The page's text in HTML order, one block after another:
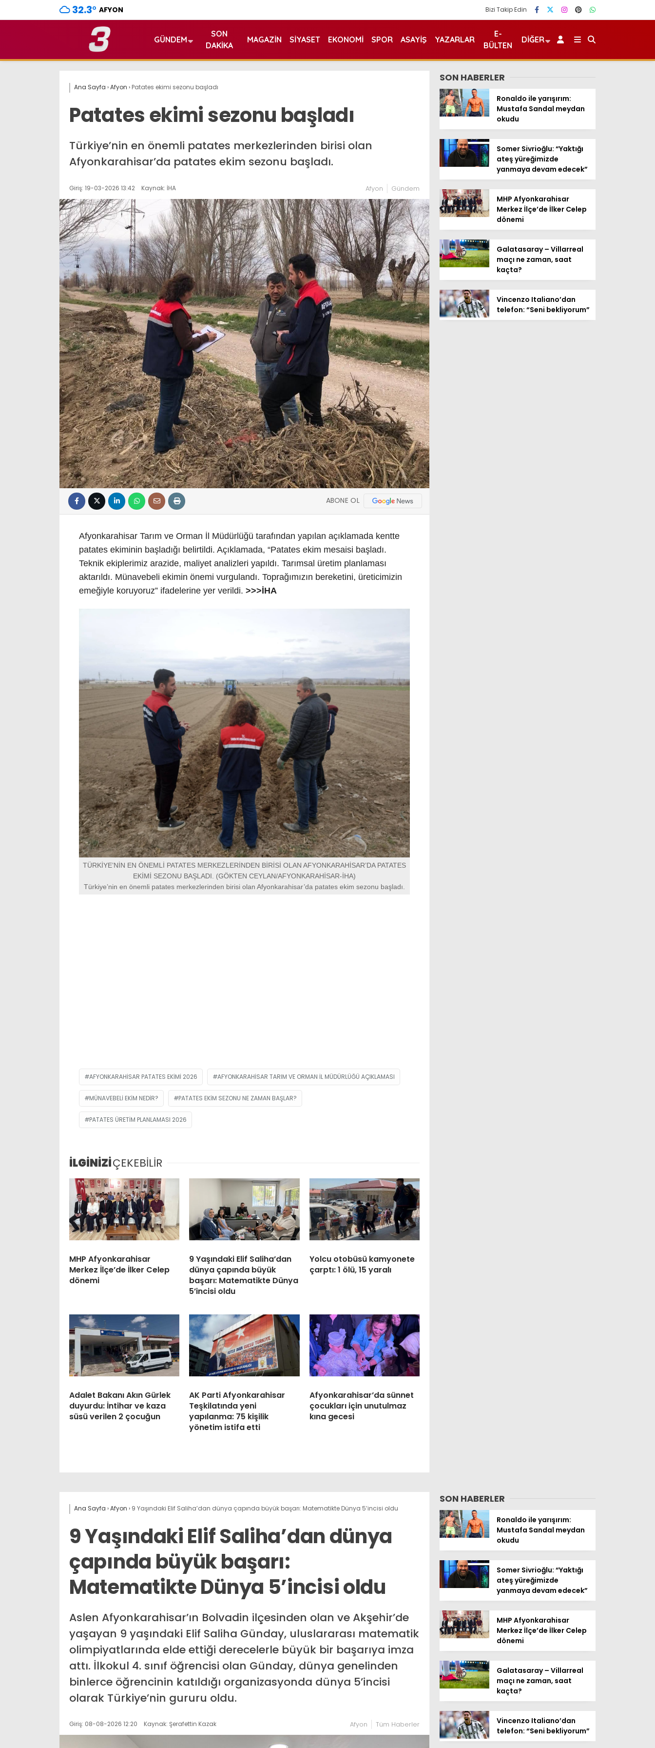
32.3° AFYON Bizi Takip Edin
GÜNDEM
SON
DAKIKA
MAGAZIN SIYASET EKONOMI SPOR ASAYIŞ YAZARLAR
E-
BÜLTEN
DIĞER
Ana Sayfa ›Afyon › Patates ekimi sezonu başladı
Patates ekimi sezonu başladı
Türkiye’nin en önemli patates merkezlerinden birisi olan
Afyonkarahisar’da patates ekim sezonu başladı.
Giriş: 19-03-2026 13:42 Kaynak: İHA Afyon Gündem
ABONE OL
Afyonkarahisar Tarım ve Orman İl Müdürlüğü tarafından yapılan açıklamada kentte
patates ekiminin başladığı belirtildi. Açıklamada, “Patates ekim mesaisi başladı.
Teknik ekiplerimiz arazide, maliyet analizleri yapıldı. Tarımsal üretim planlaması
aktarıldı. Münavebeli ekimin önemi vurgulandı. Toprağımızın bereketini, üreticimizin
emeğiyle koruyoruz” ifadelerine yer verildi. >>>İHA
TÜRKİYE’NİN EN ÖNEMLİ PATATES MERKEZLERİNDEN BİRİSİ OLAN AFYONKARAHİSAR’DA PATATES
EKİMİ SEZONU BAŞLADI. (GÖKTEN CEYLAN/AFYONKARAHİSAR-İHA)
Türkiye’nin en önemli patates merkezlerinden birisi olan Afyonkarahisar’da patates ekim sezonu başladı.
AFYONKARAHISAR PATATES EKIMI 2026 AFYONKARAHISAR TARIM VE ORMAN İL MÜDÜRLÜĞÜ AÇIKLAMASI
MÜNAVEBELI EKIM NEDIR? PATATES EKIM SEZONU NE ZAMAN BAŞLAR?
PATATES ÜRETIM PLANLAMASI 2026
İLGİNİZİÇEKEBİLİR
MHP Afyonkarahisar
Merkez İlçe’de İlker Celep
dönemi
9 Yaşındaki Elif Saliha’dan
dünya çapında büyük
başarı: Matematikte Dünya
5’incisi oldu
Yolcu otobüsü kamyonete
çarptı: 1 ölü, 15 yaralı
Adalet Bakanı Akın Gürlek
duyurdu: İntihar ve kaza
süsü verilen 2 çocuğun
AK Parti Afyonkarahisar
Teşkilatında yeni
yapılanma: 75 kişilik
yönetim istifa etti
Afyonkarahisar’da sünnet
çocukları için unutulmaz
kına gecesi
SON HABERLER
Ronaldo ile yarışırım:
Mustafa Sandal meydan
okudu
Somer Sivrioğlu: “Yaktığı
ateş yüreğimizde
yanmaya devam edecek”
MHP Afyonkarahisar
Merkez İlçe’de İlker Celep
dönemi
Galatasaray – Villarreal
maçı ne zaman, saat
kaçta?
Vincenzo Italiano’dan
telefon: “Seni bekliyorum”
Ana Sayfa ›Afyon › 9 Yaşındaki Elif Saliha’dan dünya çapında büyük başarı: Matematikte Dünya 5’incisi oldu
9 Yaşındaki Elif Saliha’dan dünya
çapında büyük başarı:
Matematikte Dünya 5’incisi oldu
Aslen Afyonkarahisar’ın Bolvadin ilçesinden olan ve Akşehir’de
yaşayan 9 yaşındaki Elif Saliha Günday, uluslararası matematik
olimpiyatlarında elde ettiği derecelerle büyük bir başarıya imza
attı. İlkokul 4. sınıf öğrencisi olan Günday, dünya genelinden
binlerce öğrencinin katıldığı organizasyonda dünya 5’incisi
olarak Türkiye’nin gururu oldu.
Giriş: 08-08-2026 12:20 Kaynak: Şerafettin Kazak Afyon Tüm Haberler
SON HABERLER
Ronaldo ile yarışırım:
Mustafa Sandal meydan
okudu
Somer Sivrioğlu: “Yaktığı
ateş yüreğimizde
yanmaya devam edecek”
MHP Afyonkarahisar
Merkez İlçe’de İlker Celep
dönemi
Galatasaray – Villarreal
maçı ne zaman, saat
kaçta?
Vincenzo Italiano’dan
telefon: “Seni bekliyorum”